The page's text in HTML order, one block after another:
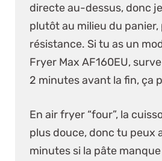
directe au-dessus, donc
plutôt au milieu du panier,
résistance. Si tu as un
Fryer Max AF160EU,
2 minutes avant la fin, ça
En air fryer “four”, la
plus douce, donc tu peux
minutes si la pâte